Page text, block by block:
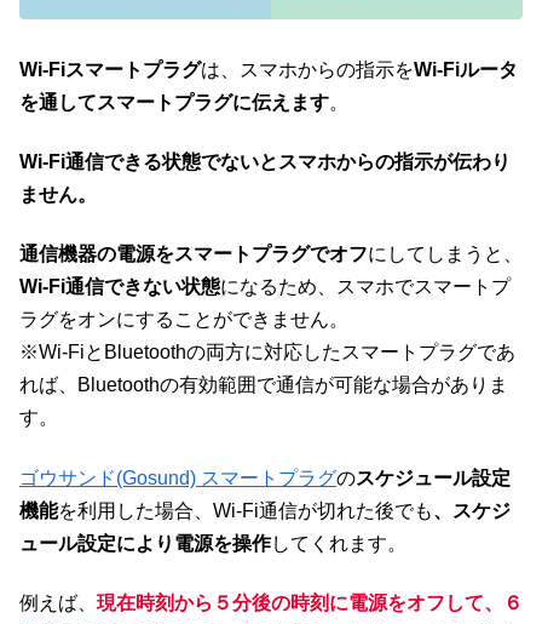
Wi-Fiスマートプラグは、スマホからの指示をWi-Fiルータ
を通してスマートプラグに伝えます。
Wi-Fi通信できる状態でないとスマホからの指示が伝わり
ません。
通信機器の電源をスマートプラグでオフにしてしまうと、
Wi-Fi通信できない状態になるため、スマホでスマートプ
ラグをオンにすることができません。
※Wi-FiとBluetoothの両方に対応したスマートプラグであ
れば、Bluetoothの有効範囲で通信が可能な場合がありま
す。
ゴウサンド(Gosund) スマートプラグのスケジュール設定
機能を利用した場合、Wi-Fi通信が切れた後でも、スケジ
ュール設定により電源を操作してくれます。
例えば、 現在時刻から５分後の時刻に電源をオフして、６